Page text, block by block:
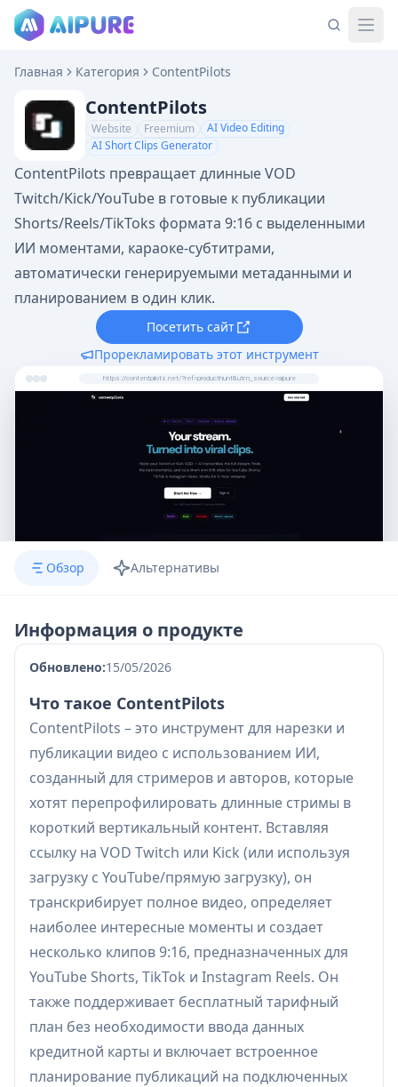
Главная Категория ContentPilots
ContentPilots
Website Freemium
AI Video Editing
AI Short Clips Generator
ContentPilots превращает длинные VOD
Twitch/Kick/YouTube в готовые к публикации
Shorts/Reels/TikToks формата 9:16 с выделенными
ИИ моментами, караоке-субтитрами,
автоматически генерируемыми метаданными и
планированием в один клик.
Посетить сайт
Прорекламировать этот инструмент
https://contentpilots.net/?ref=producthunt&utm_source=aipure
Обзор Альтернативы
Информация о продукте
Обновлено:15/05/2026
Что такое ContentPilots
ContentPilots – это инструмент для нарезки и
публикации видео с использованием ИИ,
созданный для стримеров и авторов, которые
хотят перепрофилировать длинные стримы в
короткий вертикальный контент. Вставляя
ссылку на VOD Twitch или Kick (или используя
загрузку с YouTube/прямую загрузку), он
транскрибирует полное видео, определяет
наиболее интересные моменты и создает
несколько клипов 9:16, предназначенных для
YouTube Shorts, TikTok и Instagram Reels. Он
также поддерживает бесплатный тарифный
план без необходимости ввода данных
кредитной карты и включает встроенное
планирование публикаций на подключенных